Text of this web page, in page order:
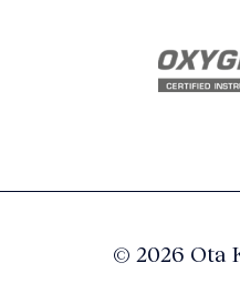
© 2026 Ota